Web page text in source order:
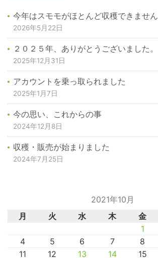
今年はスモモがほとんど収穫できません
2026年5月22日
２０２５年、ありがとうございました。
2025年12月31日
アカウントを乗っ取られました
2025年1月7日
今の思い、これからの事
2024年12月8日
収穫・販売が始まりました
2024年7月25日
2021年10月
月
火 水 木 金
1
4
5 6 7 8
11
12 13 14 15